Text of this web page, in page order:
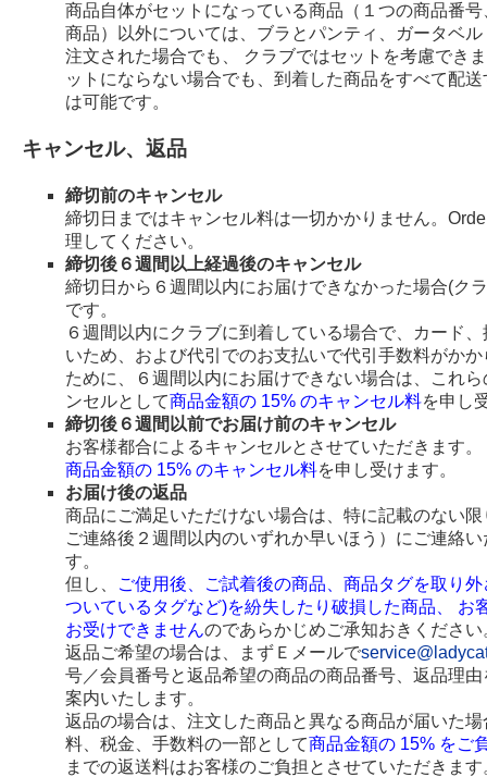
商品自体がセットになっている商品（１つの商品番
商品）以外については、ブラとパンティ、ガータベ
注文された場合でも、 クラブではセットを考慮でき
ットにならない場合でも、到着した商品をすべて配
は可能です。
キャンセル、返品
締切前のキャンセル
締切日まではキャンセル料は一切かかりません。
理してください。
締切後６週間以上経過後のキャンセル
締切日から６週間以内にお届けできなかった場合(ク
です。
６週間以内にクラブに到着している場合で、カード
いため、および代引でのお支払いで代引手数料がか
ために、６週間以内にお届けできない場合は、これ
ンセルとして商品金額の 15% のキャンセル料を申し
締切後６週間以前でお届け前のキャンセル
お客様都合によるキャンセルとさせていただきます。
商品金額の 15% のキャンセル料を申し受けます。
お届け後の返品
商品にご満足いただけない場合は、特に記載のない
ご連絡後２週間以内のいずれか早いほう）にご連絡
す。
但し、
ご使用後、ご試着後の商品、商品タグを取り
ついているタグなど)を紛失したり破損した商品、
お受けできませんのであらかじめご承知おきください
返品ご希望の場合は、まずＥメールで
号／会員番号と返品希望の商品の商品番号、返品理
案内いたします。
返品の場合は、注文した商品と異なる商品が届いた
料、税金、手数料の一部として商品金額の 15% をご
までの返送料はお客様のご負担とさせていただきます